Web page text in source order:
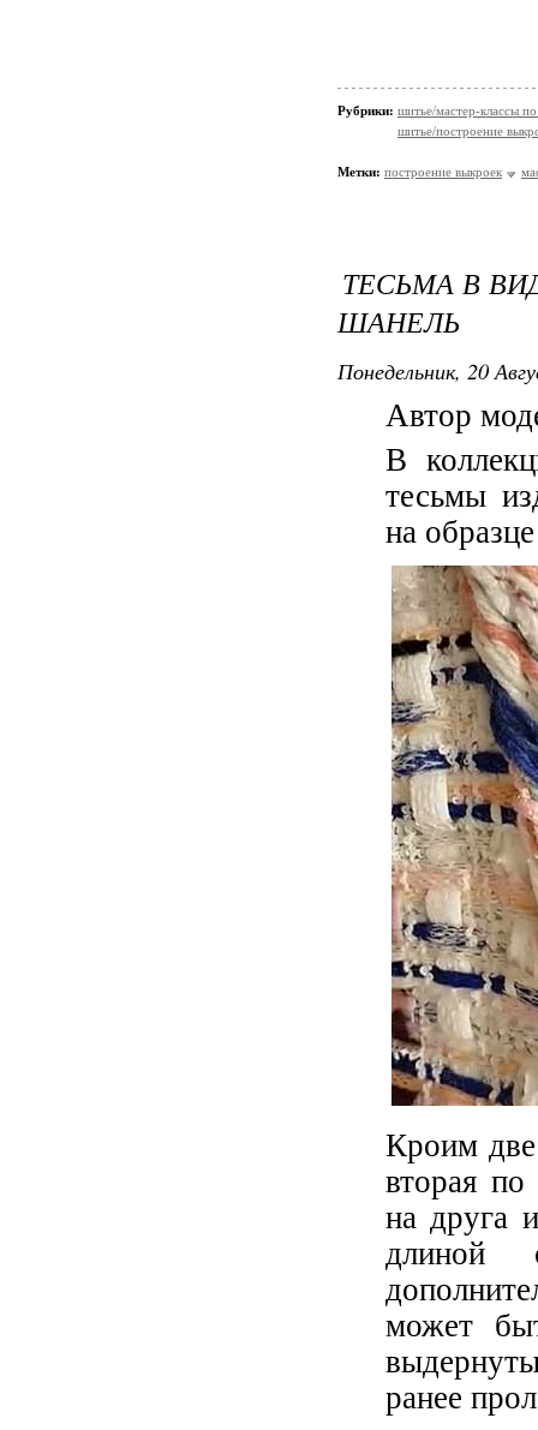
Рубрики: шитье/мастер-классы
шитье/построение
Метки: построение выкроек
ТЕСЬМА В
ШАНЕЛЬ
Понедельник, 20
Автор
В
тесьмы
на
Кроим
вторая
на друга
длиной
может
ранее